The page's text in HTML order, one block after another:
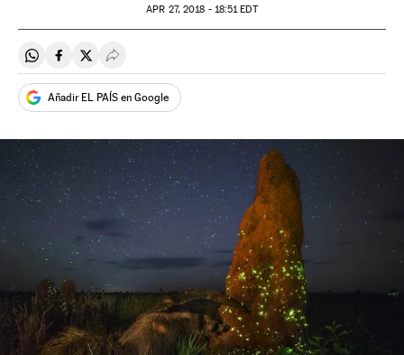
APR 27, 2018 - 18:51EDT
Compartir en Whatsapp
Compartir en Facebook
Compartir en Twitter
Desplegar Redes Sociales
Añadir EL PAÍS en Google